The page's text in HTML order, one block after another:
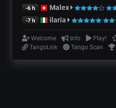
-6 h Malex
-7 h ilaria
Welcome Info Play!
TangoLink
Tango Scan